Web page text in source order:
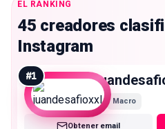
EL RANKING
45 creadores
Instagram
#1
Macro
Obtener email